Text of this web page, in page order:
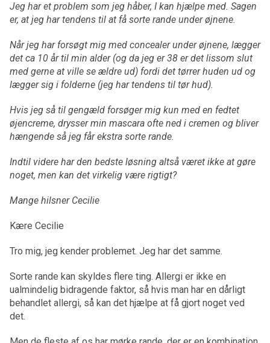
Jeg har et problem som jeg håber, I kan hjælpe med. Sagen
er, at jeg har tendens til at få sorte rande under øjnene.
Når jeg har forsøgt mig med concealer under øjnene, lægger
det ca 10 år til min alder (og da jeg er 38 er det lissom slut
med gerne at ville se ældre ud) fordi det tørrer huden ud og
lægger sig i folderne (jeg har tendens til tør hud).
Hvis jeg så til gengæld forsøger mig kun med en fedtet
øjencreme, drysser min mascara ofte ned i cremen og bliver
hængende så jeg får ekstra sorte rande.
Indtil videre har den bedste løsning altså været ikke at gøre
noget, men kan det virkelig være rigtigt?
Mange hilsner Cecilie
Kære Cecilie
Tro mig, jeg kender problemet. Jeg har det samme.
Sorte rande kan skyldes flere ting. Allergi er ikke en
ualmindelig bidragende faktor, så hvis man har en dårligt
behandlet allergi, så kan det hjælpe at få gjort noget ved
det.